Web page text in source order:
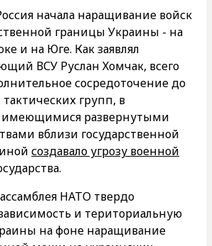
начала наращивание войск
границы Украины - на
и на Юге. Как заявлял
ВСУ Руслан Хомчак, всего
сосредоточение до
групп, в
имеющимися развернутыми
вблизи государственной
создавало угрозу военной
НАТО твердо
и териториальную
на фоне наращивание